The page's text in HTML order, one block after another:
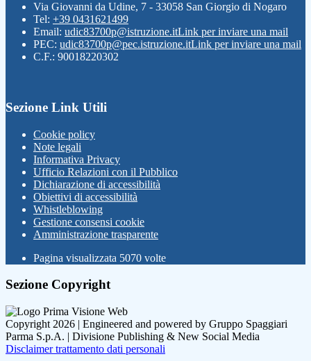
Via Giovanni da Udine, 7 - 33058 San Giorgio di Nogaro
Tel: +39 0431621499
Email: udic83700p@istruzione.itLink per inviare una mail
PEC: udic83700p@pec.istruzione.itLink per inviare una mail
C.F.: 90018220302
Sezione Link Utili
Cookie policy
Note legali
Informativa Privacy
Ufficio Relazioni con il Pubblico
Dichiarazione di accessibilità
Obiettivi di accessibilità
Whistleblowing
Gestione consensi cookie
Amministrazione trasparente
Pagina visualizzata 5070 volte
Sezione Copyright
Copyright 2026 | Engineered and powered by Gruppo Spaggiari
Parma S.p.A. | Divisione Publishing & New Social Media
Disclaimer trattamento dati personali